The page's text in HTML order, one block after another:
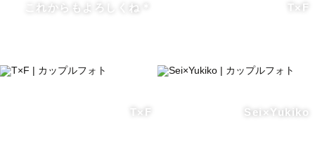
これからもよろしくね＊ T×F
T×F Sei×Yukiko